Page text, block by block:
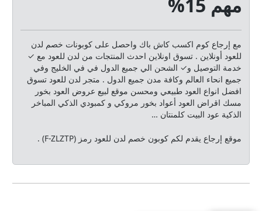
مع إرجاع كوم اكسب كاش باك واحصل على كوبونات خصم لدن
للعود أونلاين . تسوق اونلاين احدث المنتجات من لدن للعود مع ✓
خدمة التوصيل و✓ الشحن الي جميع الدول في في الخليج وفي
جميع انحاء العالم وكافة مدن جميع الدول . متجر لدن للعود تسوق
افضل انواع العود طبيعي ومحسن موقع لبيع عروض العود بخور
مسك اقراض العود أعواد بخور مروكي و كمبودي الذكي المباخر
الذكية عود البيت كلمنتان …
موقع إرجاع يقدم لكم كوبون خصم لدن للعود رمز (F-ZLZTP) .